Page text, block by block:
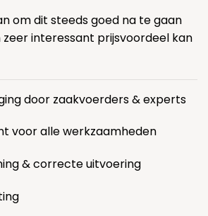
om dit steeds goed na te gaan
zeer interessant prijsvoordeel kan
door zaakvoerders & experts
voor alle werkzaamheden
& correcte uitvoering